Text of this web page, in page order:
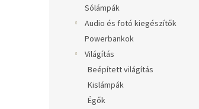
Sólámpák
Audio és fotó kiegészítők
Powerbankok
Világítás
Beépített világítás
Kislámpák
Égők